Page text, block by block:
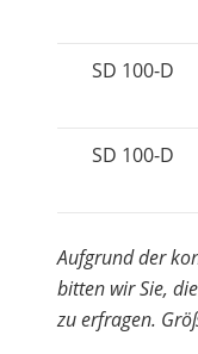
SD 100-D
SD 100-D
Aufgrund der
bitten wir Sie,
zu erfragen.